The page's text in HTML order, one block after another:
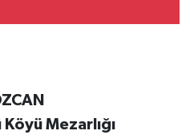
Mezarlığı